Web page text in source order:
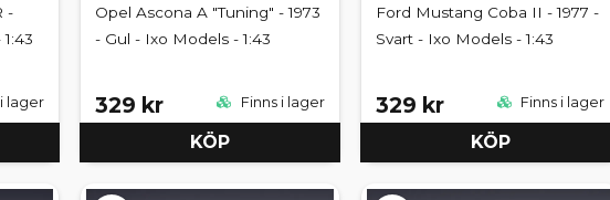
-
lager
Opel Ascona A "Tuning" - 1973
- Gul - Ixo Models - 1:43
329 kr Finns i lager
KÖP
Ford Mustang Coba II - 1977 -
Svart - Ixo Models - 1:43
329 kr Finns i lager
KÖP